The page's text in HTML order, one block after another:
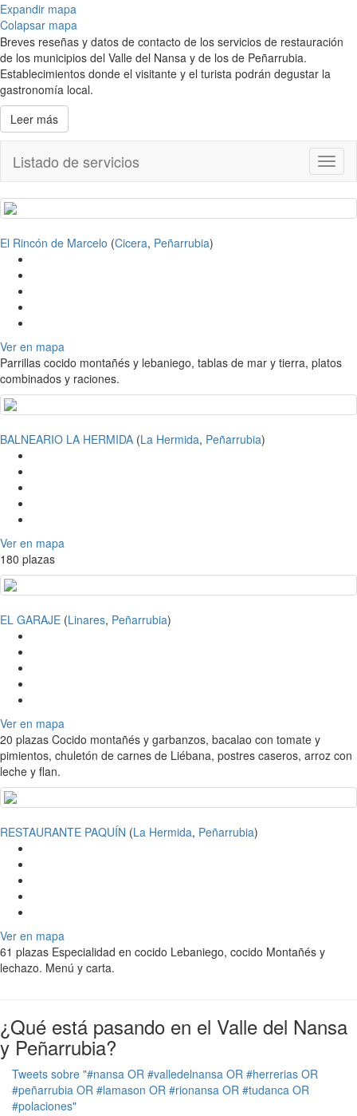
Expandir mapa
Colapsar mapa
Breves reseñas y datos de contacto de los servicios de restauración
de los municipios del Valle del Nansa y de los de Peñarrubia.
Establecimientos donde el visitante y el turista podrán degustar la
gastronomía local.
Leer más
Listado de servicios
El Rincón de Marcelo (Cicera, Peñarrubia)
Ver en mapa
Parrillas cocido montañés y lebaniego, tablas de mar y tierra, platos
combinados y raciones.
BALNEARIO LA HERMIDA (La Hermida, Peñarrubia)
Ver en mapa
180 plazas
EL GARAJE (Linares, Peñarrubia)
Ver en mapa
20 plazas Cocido montañés y garbanzos, bacalao con tomate y
pimientos, chuletón de carnes de Liébana, postres caseros, arroz con
leche y flan.
RESTAURANTE PAQUÍN (La Hermida, Peñarrubia)
Ver en mapa
61 plazas Especialidad en cocido Lebaniego, cocido Montañés y
lechazo. Menú y carta.
¿Qué está pasando en el Valle del Nansa
y Peñarrubia?
Tweets sobre "#nansa OR #valledelnansa OR #herrerias OR
#peñarrubia OR #lamason OR #rionansa OR #tudanca OR
#polaciones"